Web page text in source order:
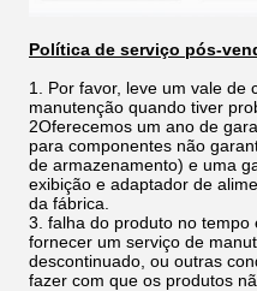
Política de serviço pós-
1. Por favor, leve um vale de
manutenção quando tiver
2Oferecemos um ano de
para componentes não
de armazenamento) e uma
exibição e adaptador de
da fábrica.
3. falha do produto no
fornecer um serviço de
descontinuado, ou outras
fazer com que os produtos